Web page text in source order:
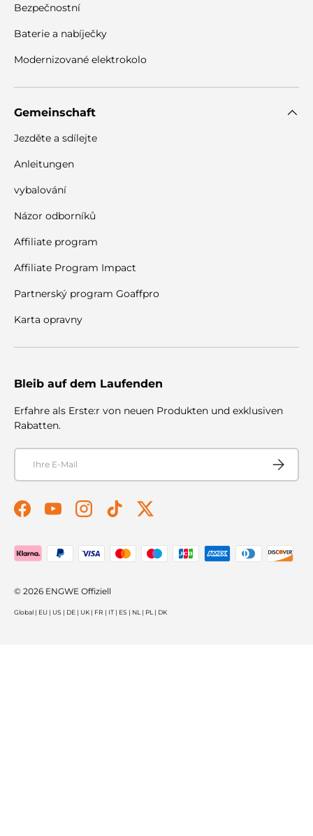
Bezpečnostní
Baterie a nabíječky
Modernizované elektrokolo
Gemeinschaft
Jezděte a sdílejte
Anleitungen
vybalování
Názor odborníků
Affiliate program
Affiliate Program Impact
Partnerský program Goaffpro
Karta opravny
Bleib auf dem Laufenden
Erfahre als Erste:r von neuen Produkten und exklusiven
Rabatten.
E-Mail
FacebookYouTubeInstagramTikTokTwitter
Zahlungsmethoden akzeptiert
© 2026 ENGWE Offiziell
Global | EU | US | DE | UK | FR | IT | ES | NL | PL | DK